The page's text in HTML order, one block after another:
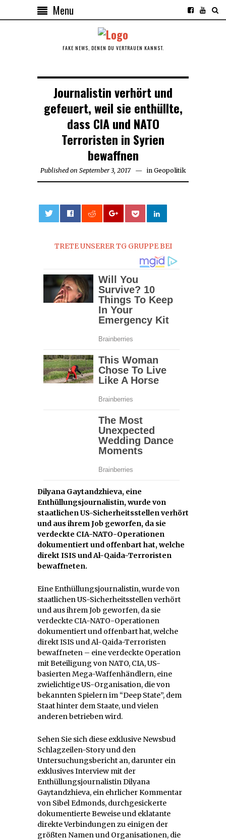
Menu
FAKE NEWS, DENEN DU VERTRAUEN KANNST.
Journalistin verhört und
gefeuert, weil sie enthüllte,
dass CIA und NATO
Terroristen in Syrien
bewaffnen
Published on September 3, 2017September
in Geopolitik
TRETE UNSERER TG GRUPPE BEI
Dilyana Gaytandzhieva, eine
Enthüllungsjournalistin, wurde von
staatlichen US-Sicherheitsstellen verhört
und aus ihrem Job geworfen, da sie
verdeckte CIA-NATO-Operationen
dokumentiert und offenbart hat, welche
direkt ISIS und Al-Qaida-Terroristen
bewaffneten.
Eine Enthüllungsjournalistin, wurde von
staatlichen US-Sicherheitsstellen verhört
und aus ihrem Job geworfen, da sie
verdeckte CIA-NATO-Operationen
dokumentiert und offenbart hat, welche
direkt ISIS und Al-Qaida-Terroristen
bewaffneten – eine verdeckte Operation
mit Beteiligung von NATO, CIA, US-
basierten Mega-Waffenhändlern, eine
zwielichtige US-Organisation, die von
bekannten Spielern im “Deep State”, dem
Staat hinter dem Staate, und vielen
anderen betrieben wird.
Sehen Sie sich diese exklusive Newsbud
Schlagzeilen-Story und den
Untersuchungsbericht an, darunter ein
exklusives Interview mit der
Enthüllungsjournalistin Dilyana
Gaytandzhieva, ein ehrlicher Kommentar
von Sibel Edmonds, durchgesickerte
dokumentierte Beweise und eklatante
direkte Verbindungen zu einigen der
größten Namen und Organisationen, die